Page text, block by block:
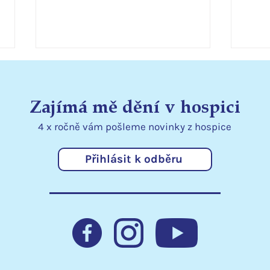
Statutární město Liberec
Zajímá mě dění v hospici
4 x ročně vám pošleme novinky z hospice
Přihlásit k odběru